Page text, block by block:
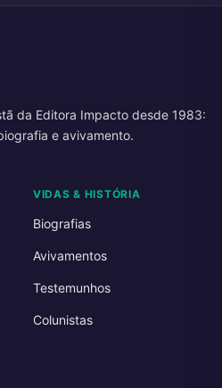
da Editora Impacto desde 1983:
e avivamento.
VIDAS & HISTÓRIA
Biografias
Avivamentos
Testemunhos
Colunistas